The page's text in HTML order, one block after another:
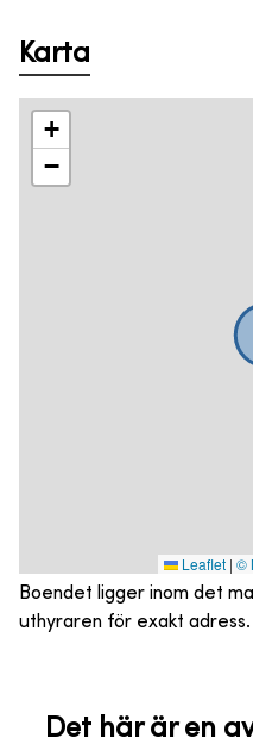
Karta
+
−
Leaflet | ©
Boendet ligger inom det
uthyraren för exakt adress.
Det här är en